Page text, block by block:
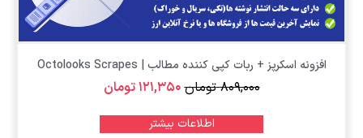
افزونه اسکرپز + ربات کپی کننده مطالب | Octolooks Scrapes
۸۰۹,۰۰۰ تومان۱۲۱,۳۵۰تومان
اطلاعات بیشتر